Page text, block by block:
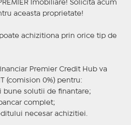
Imobiliare! Solicita acum
aceasta proprietate!
achizitiona prin orice tip de
Premier Credit Hub va
(comision 0%) pentru:
bune solutii de finantare;
complet;
necesar achizitiei.